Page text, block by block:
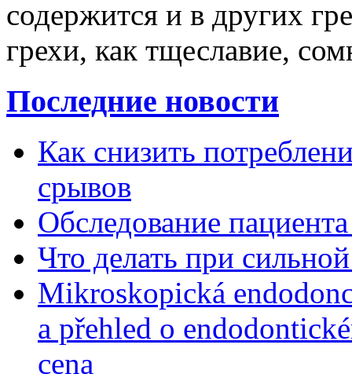
содержится и в других
грехи, как тщеславие,
Последние новости
Как снизить
срывов
Обследование
Что делать при
Mikroskopická
a přehled o
cena